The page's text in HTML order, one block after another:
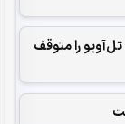
را متوقف